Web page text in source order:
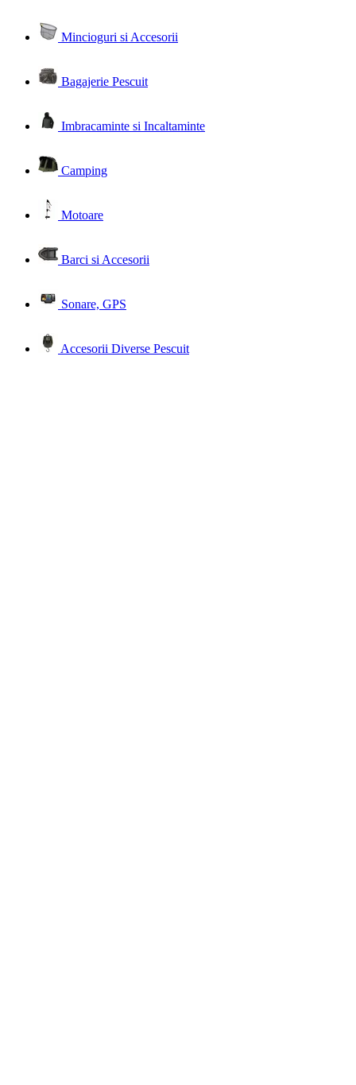
Mincioguri si Accesorii
Bagajerie Pescuit
Imbracaminte si Incaltaminte
Camping
Motoare
Barci si Accesorii
Sonare, GPS
Accesorii Diverse Pescuit